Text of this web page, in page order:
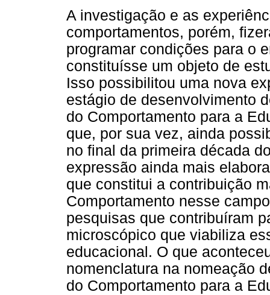
A investigação e as
comportamentos, porém,
programar condições para o
constituísse um objeto de
Isso possibilitou uma nova
estágio de desenvolvimento
do Comportamento para a
que, por sua vez, ainda
no final da primeira década
expressão ainda mais
que constitui a contribuição
Comportamento nesse
pesquisas que contribuíram
microscópico que viabiliza
educacional. O que
nomenclatura na nomeação
do Comportamento para a